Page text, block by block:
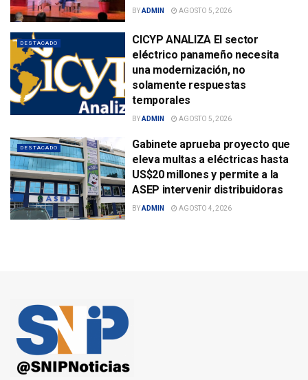
BYADMIN AGOSTO 5, 2026
DESTACADO
CICYP ANALIZA El sector
eléctrico panameño necesita
una modernización, no
solamente respuestas
temporales
BYADMIN AGOSTO 5, 2026
DESTACADO
Gabinete aprueba proyecto que
eleva multas a eléctricas hasta
US$20 millones y permite a la
ASEP intervenir distribuidoras
BYADMIN AGOSTO 4, 2026